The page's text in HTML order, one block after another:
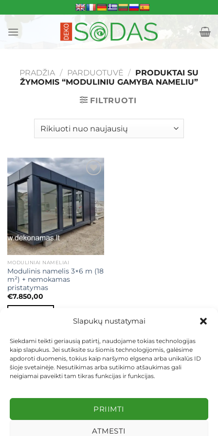
Slapukų nustatymai
Siekdami teikti geriausią patirtį, naudojame tokias technologijas
kaip slapukus. Jei sutiksite su šiomis technologijomis, galėsime
apdoroti duomenis, tokius kaip naršymo elgsena arba unikalūs ID
šioje svetainėje. Nesutikimas arba sutikimo atšaukimas gali
neigiamai paveikti tam tikras funkcijas ir funkcijas.
PRIIMTI
ATMESTI
to
content
PRADŽIA / PARDUOTUVĖ / PRODUKTAI SU
ŽYMOMIS “MODULINIU GAMYBA NAMELIU”
FILTRUOTI
Mėgstamiausias
MODULINIAI NAMELIAI
Modulinis namelis 3×6 m (18
m²) + nemokamas
pristatymas
€7.850,00
KEITIMAS IR GRĄŽINIMAS
PRIVATUMO POLITIKA
Visos teisės saugomos 2026 ©dekosodas.lt